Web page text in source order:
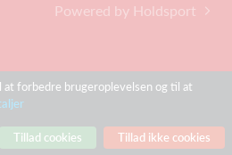
Powered by Holdsport
forbedre brugeroplevelsen og til at
Tillad ikke cookies
Tillad cookies